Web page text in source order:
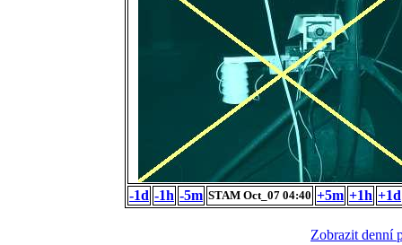
-1d -1h -5m STAM Oct_07 04:40 +5m +1h +1d
Zobrazit denní